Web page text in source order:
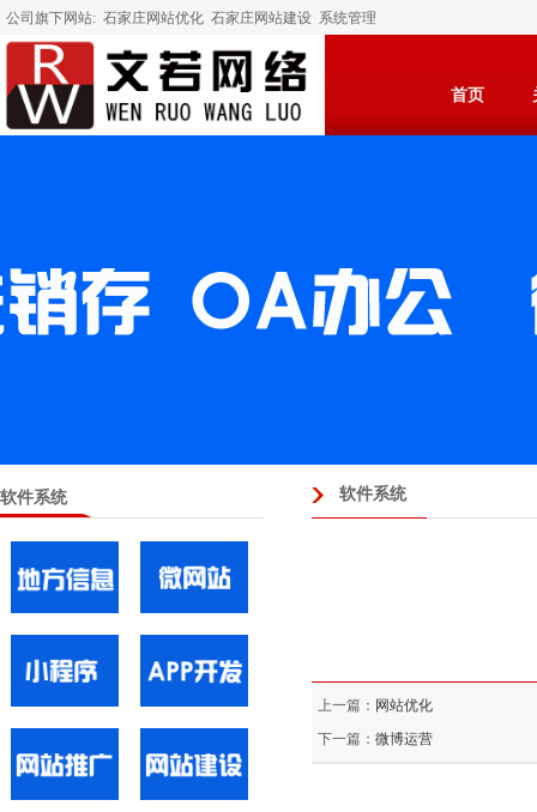
公司旗下网站: 石家庄网站优化 石家庄网站建设 系统管理
首页
软件系统 软件系统
上一篇： 网站优化
下一篇： 微博运营